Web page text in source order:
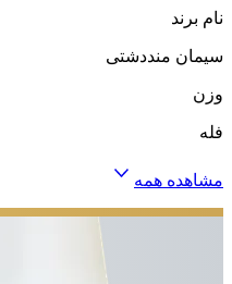
نام برند
سیمان منددشتی
وزن
فله
مشاهده همه